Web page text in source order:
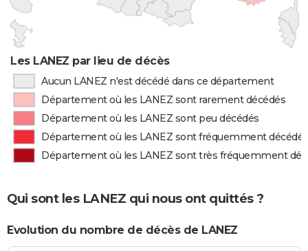
Les LANEZ par lieu de décès
Aucun LANEZ n'est décédé dans ce département
Département où les LANEZ sont rarement décédés
Département où les LANEZ sont peu décédés
Département où les LANEZ sont fréquemment décédés
Département où les LANEZ sont très fréquemment
Qui sont les LANEZ qui nous ont quittés ?
Evolution du nombre de décès de LANEZ